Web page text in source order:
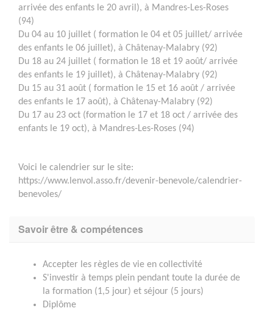
arrivée des enfants le 20 avril), à Mandres-Les-Roses
(94)
Du 04 au 10 juillet ( formation le 04 et 05 juillet/ arrivée
des enfants le 06 juillet), à Châtenay-Malabry (92)
Du 18 au 24 juillet ( formation le 18 et 19 août/ arrivée
des enfants le 19 juillet), à Châtenay-Malabry (92)
Du 15 au 31 août ( formation le 15 et 16 août / arrivée
des enfants le 17 août), à Châtenay-Malabry (92)
Du 17 au 23 oct (formation le 17 et 18 oct / arrivée des
enfants le 19 oct), à Mandres-Les-Roses (94)
Voici le calendrier sur le site:
https://www.lenvol.asso.fr/devenir-benevole/calendrier-
benevoles/
Savoir être & compétences
Accepter les règles de vie en collectivité
S'investir à temps plein pendant toute la durée de
la formation (1,5 jour) et séjour (5 jours)
Diplôme